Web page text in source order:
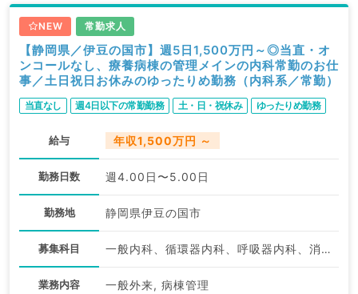
NEW 常勤求人
【静岡県／伊豆の国市】週5日1,500万円～◎当直・オ
ンコールなし、療養病棟の管理メインの内科常勤のお仕
事／土日祝日お休みのゆったりめ勤務（内科系／常勤）
当直なし 週4日以下の常勤勤務 土・日・祝休み ゆったりめ勤務
給与 年収1,500万円 ～
勤務日数 週4.00日〜5.00日
勤務地 静岡県伊豆の国市
募集科目 一般内科、循環器内科、呼吸器内科、消化器内科、内分泌・代謝内科
業務内容 一般外来, 病棟管理